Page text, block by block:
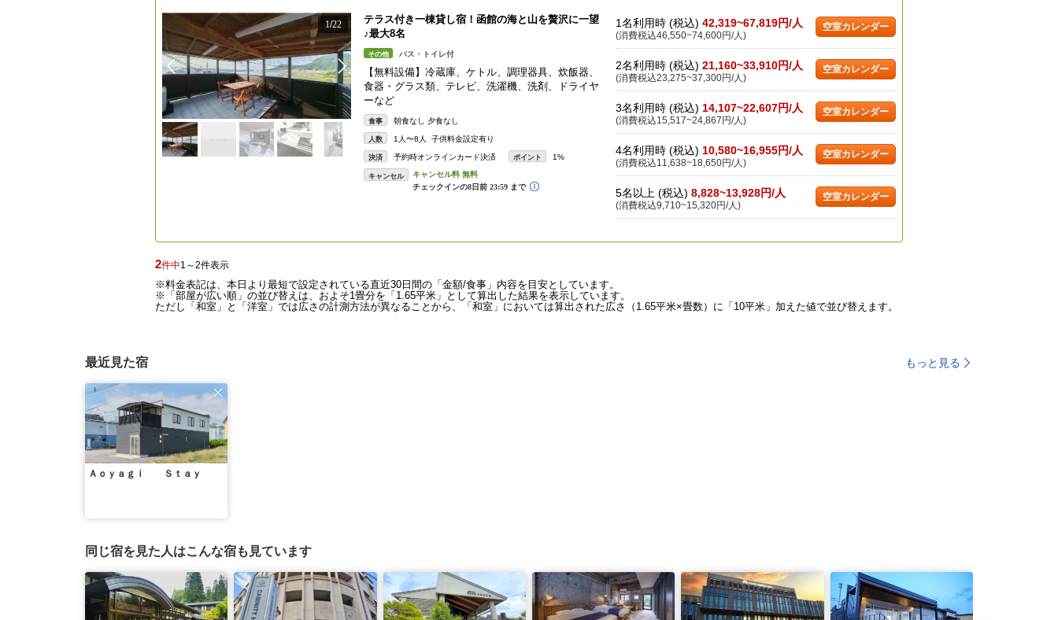
1/22
テラス付き一棟貸し宿！函館の海と山を贅沢に一望
♪最大8名
その他 バス・トイレ付
【無料設備】冷蔵庫、ケトル、調理器具、炊飯器、
食器・グラス類、テレビ、洗濯機、洗剤、ドライヤ
ーなど
食事 朝食なし 夕食なし
人数 1人〜8人 子供料金設定有り
決済 予約時オンラインカード決済 ポイント 1%
キャンセル
1名利用時 (税込) 42,319~67,819円/人
(消費税込46,550~74,600円/人)
空室カレンダー
2名利用時 (税込) 21,160~33,910円/人
(消費税込23,275~37,300円/人)
空室カレンダー
3名利用時 (税込) 14,107~22,607円/人
(消費税込15,517~24,867円/人)
空室カレンダー
4名利用時 (税込) 10,580~16,955円/人
(消費税込11,638~18,650円/人)
空室カレンダー
5名以上 (税込) 8,828~13,928円/人
(消費税込9,710~15,320円/人)
空室カレンダー
2件中1～2件表示
※料金表記は、本日より最短で設定されている直近30日間の「金額/食事」内容を目安としています。
※「部屋が広い順」の並び替えは、およそ1畳分を「1.65平米」として算出した結果を表示しています。
ただし「和室」と「洋室」では広さの計測方法が異なることから、「和室」においては算出された広さ（1.65平米×畳数）に「10平米」加えた値で並び替えます。
最近見た宿 もっと見る
Ａｏｙａｇｉ Ｓｔａｙ
同じ宿を見た人はこんな宿も見ています